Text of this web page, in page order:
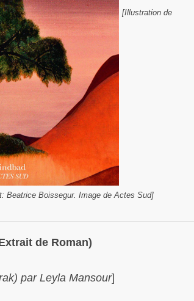
[Illustration de
Beatrice Boissegur. Image de Actes Sud]
de Roman)
par Leyla Mansour]